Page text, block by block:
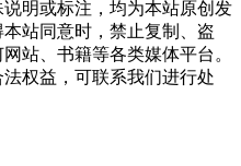
明或标注，均为本站原创发
站同意时，禁止复制、盗
站、书籍等各类媒体平台。
权益，可联系我们进行处